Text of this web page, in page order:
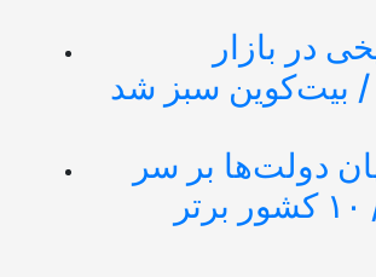
در بازار
/ بیت‌کوین سبز شد
دولت‌ها بر سر
بیت‌کوین/ ۱۰ کشور برتر